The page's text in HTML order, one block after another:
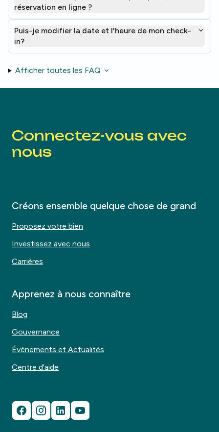
réservation en ligne ?
Puis-je modifier la date et l'heure de mon check-
in?
Afficher toutes les FAQ
Connectez-vous avec
nous
Créons ensemble quelque chose de grand
Proposez votre bien
Investissez avec nous
Carrières
Apprenez à nous connaître
Blog
Gouvernance
Événements et Actualités
Centre d'aide